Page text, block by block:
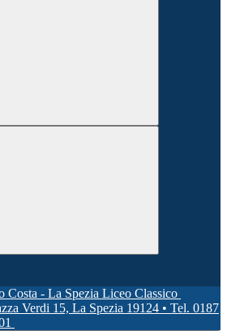
Liceo Classico
Verdi 15, La Spezia 19124 • Tel. 0187